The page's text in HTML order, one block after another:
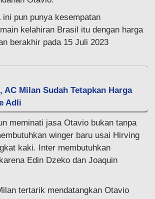
pun punya kesempatan
kelahiran Brasil itu dengan harga
berakhir pada 15 Juli 2023
AC Milan Sudah Tetapkan Harga
Adli
meminati jasa Otavio bukan tanpa
winger baru usai Hirving
kaki. Inter membutuhkan
Edin Dzeko dan Joaquin
tertarik mendatangkan Otavio